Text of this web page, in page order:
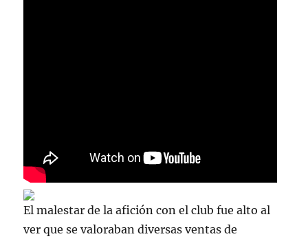
El malestar de la afición con el club fue alto al
ver que se valoraban diversas ventas de